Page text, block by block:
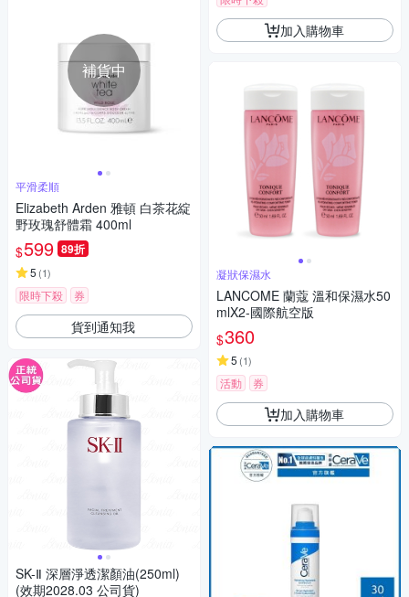
補貨中
平滑柔順
Elizabeth Arden 雅頓 白茶花綻
野玫瑰舒體霜 400ml
$599 89折
5 (1)
限時下殺 券
貨到通知我
SK-Ⅱ 深層淨透潔顏油(250ml)
(效期2028.03 公司貨)
加入購物車
凝狀保濕水
LANCOME 蘭蔻 溫和保濕水50
mlX2-國際航空版
$360
5 (1)
活動 券
加入購物車